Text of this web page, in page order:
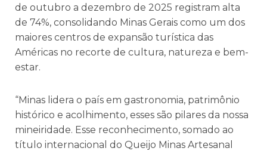
de outubro a dezembro de 2025 registram alta
de 74%, consolidando Minas Gerais como um dos
maiores centros de expansão turística das
Américas no recorte de cultura, natureza e bem-
estar.
“Minas lidera o país em gastronomia, patrimônio
histórico e acolhimento, esses são pilares da nossa
mineiridade. Esse reconhecimento, somado ao
título internacional do Queijo Minas Artesanal